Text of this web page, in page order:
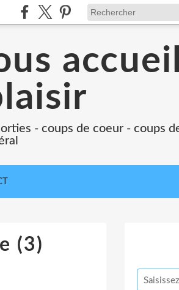
- coups de coeur - coups
(3)